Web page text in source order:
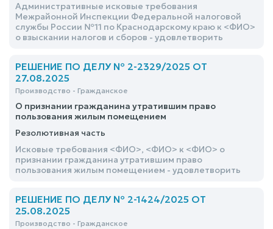
Административные исковые требования
Межрайонной Инспекции Федеральной налоговой
службы России №11 по Краснодарскому краю к <ФИО>
о взыскании налогов и сборов - удовлетворить
РЕШЕНИЕ ПО ДЕЛУ № 2-2329/2025 ОТ
27.08.2025
Производство - Гражданское
О признании гражданина утратившим право
пользования жилым помещением
Резолютивная часть
Исковые требования <ФИО>, <ФИО> к <ФИО> о
признании гражданина утратившим право
пользования жилым помещением - удовлетворить
РЕШЕНИЕ ПО ДЕЛУ № 2-1424/2025 ОТ
25.08.2025
Производство - Гражданское